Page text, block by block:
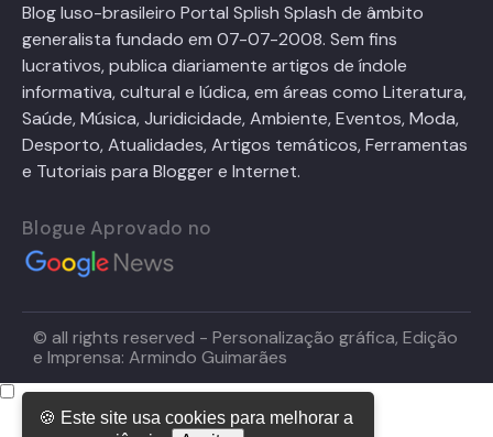
Blog luso-brasileiro Portal Splish Splash de âmbito
generalista fundado em 07-07-2008. Sem fins
lucrativos, publica diariamente artigos de índole
informativa, cultural e lúdica, em áreas como Literatura,
Saúde, Música, Juridicidade, Ambiente, Eventos, Moda,
Desporto, Atualidades, Artigos temáticos, Ferramentas
e Tutoriais para Blogger e Internet.
Blogue Aprovado no
© all rights reserved - Personalização gráfica, Edição
e Imprensa: Armindo Guimarães
🍪 Este site usa cookies para melhorar a